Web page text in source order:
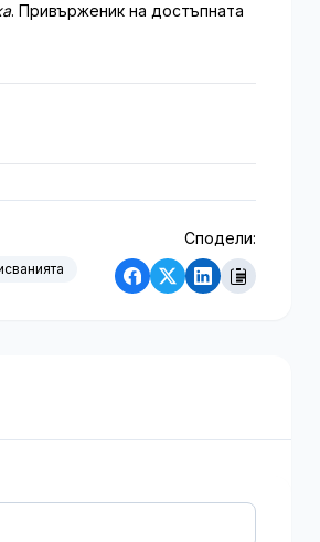
. Привърженик на достъпната
Сподели: